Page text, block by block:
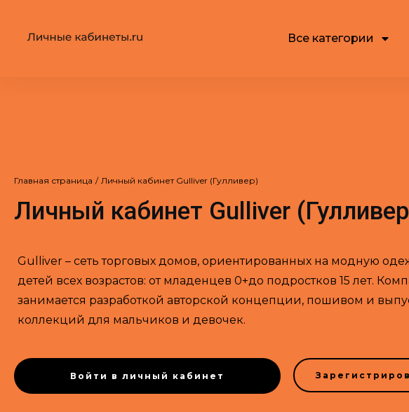
Все категории
Главная страница / Личный кабинет Gulliver (Гулливер)
Личный кабинет Gulliver
Gulliver – сеть торговых домов, ориентированных на модную
детей всех возрастов: от младенцев 0+до подростков 15 лет.
занимается разработкой авторской концепции, пошивом и
коллекций для мальчиков и девочек.
Войти в личный кабинет